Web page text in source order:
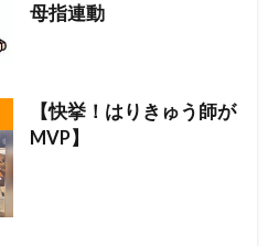
母指連動
【快挙！はりきゅう師が
MVP】